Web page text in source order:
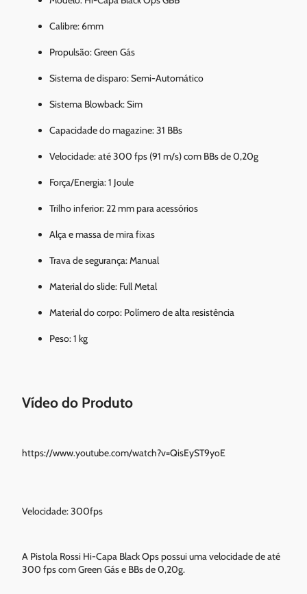
Calibre: 6mm
Propulsão: Green Gás
Sistema de disparo: Semi-Automático
Sistema Blowback: Sim
Capacidade do magazine: 31 BBs
Velocidade: até 300 fps (91 m/s) com BBs de 0,20g
Força/Energia: 1 Joule
Trilho inferior: 22 mm para acessórios
Alça e massa de mira fixas
Trava de segurança: Manual
Material do slide: Full Metal
Material do corpo: Polímero de alta resistência
Peso: 1 kg
Vídeo do Produto
https://www.youtube.com/watch?v=QisEyST9yoE
Velocidade: 300fps
A Pistola Rossi Hi-Capa Black Ops possui uma velocidade de até
300 fps com Green Gás e BBs de 0,20g.